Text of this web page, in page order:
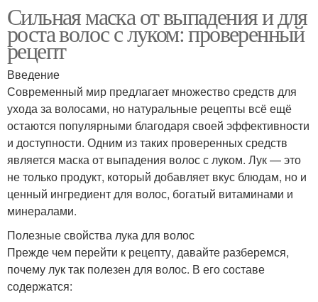
Сильная маска от выпадения и для
роста волос с луком: проверенный
рецепт
Введение
Современный мир предлагает множество средств для
ухода за волосами, но натуральные рецепты всё ещё
остаются популярными благодаря своей эффективности
и доступности. Одним из таких проверенных средств
является маска от выпадения волос с луком. Лук — это
не только продукт, который добавляет вкус блюдам, но и
ценный ингредиент для волос, богатый витаминами и
минералами.
Полезные свойства лука для волос
Прежде чем перейти к рецепту, давайте разберемся,
почему лук так полезен для волос. В его составе
содержатся: